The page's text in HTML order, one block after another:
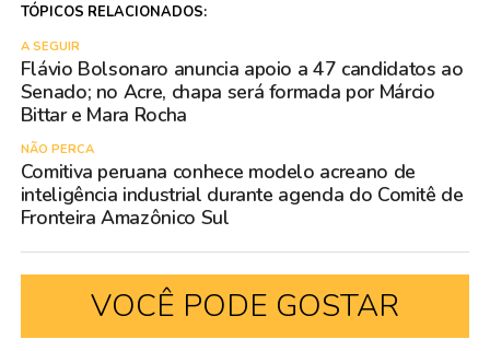
TÓPICOS RELACIONADOS:
A SEGUIR
Flávio Bolsonaro anuncia apoio a 47 candidatos ao
Senado; no Acre, chapa será formada por Márcio
Bittar e Mara Rocha
NÃO PERCA
Comitiva peruana conhece modelo acreano de
inteligência industrial durante agenda do Comitê de
Fronteira Amazônico Sul
VOCÊ PODE GOSTAR